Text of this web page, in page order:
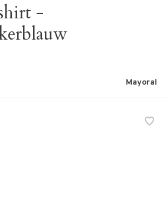
-
Mayoral